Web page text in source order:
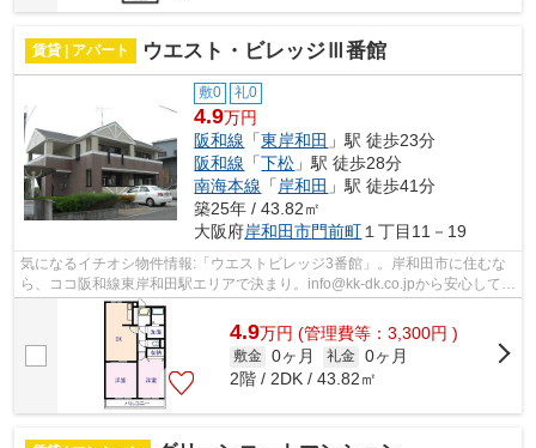
賃貸 | アパート ウエスト・ビレッジⅢ番館
敷0 礼0
4.9万円
阪和線 「東岸和田 」駅 徒歩23分
阪和線 「下松 」駅 徒歩28分
南海本線 「 岸和田 」駅 徒歩41分
築25年 / 43.82㎡
大阪府岸和田市門前町 １丁目11－19
気になるイチオシ物件情報:「ウエストビレッジ3番館」。岸和田市に住むな
ら、ココ阪和線東岸和田駅エリアで決まり。info@kk-dk.co.jpから安心してご
連絡、ご相談して下さい。安心して...
4.9万円 (管理費等：3,300円 )
敷金 0ヶ月 礼金 0ヶ月
2階 / 2DK / 43.82㎡